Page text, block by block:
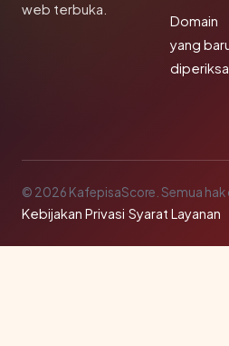
web terbuka.
Domain
yang
diperiksa
© 2026 KafepisaScore. Semua hak
Kebijakan Privasi·Syarat Layanan